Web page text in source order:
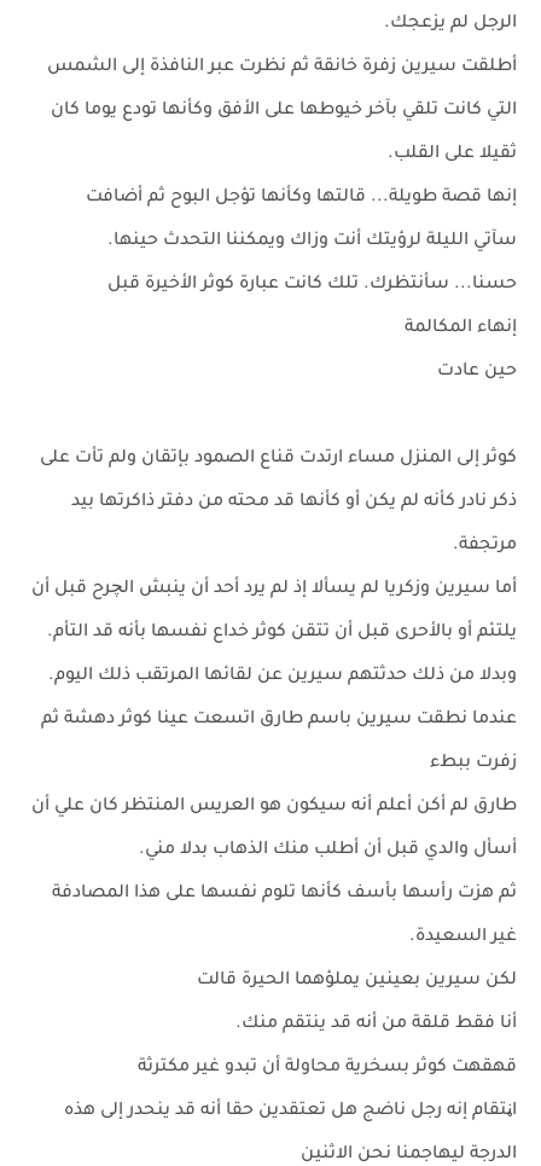
الرجل لم يزعجك.
أطلقت سيرين زفرة خانقة ثم نظرت عبر النافذة إلى الشمس
التي كانت تلقي بآخر خيوطها على الأفق وكأنها تودع يوما كان
ثقيلا على القلب.
إنها قصة طويلة... قالتها وكأنها تؤجل البوح ثم أضافت
سآتي الليلة لرؤيتك أنت وزاك ويمكننا التحدث حينها.
حسنا... سأنتظرك. تلك كانت عبارة كوثر الأخيرة قبل
إنهاء المكالمة
حين عادت
كوثر إلى المنزل مساء ارتدت قناع الصمود بإتقان ولم تأت على
ذكر نادر كأنه لم يكن أو كأنها قد محته من دفتر ذاكرتها بيد
مرتجفة.
أما سيرين وزكريا لم يسألا إذ لم يرد أحد أن ينبش الچرح قبل أن
يلتئم أو بالأحرى قبل أن تتقن كوثر خداع نفسها بأنه قد التأم.
وبدلا من ذلك حدثتهم سيرين عن لقائها المرتقب ذلك اليوم.
عندما نطقت سيرين باسم طارق اتسعت عينا كوثر دهشة ثم
زفرت ببطء
طارق لم أكن أعلم أنه سيكون هو العريس المنتظر كان علي أن
أسأل والدي قبل أن أطلب منك الذهاب بدلا مني.
ثم هزت رأسها بأسف كأنها تلوم نفسها على هذا المصادفة
غير السعيدة.
لكن سيرين بعينين يملؤهما الحيرة قالت
أنا فقط قلقة من أنه قد ينتقم منك.
قهقهت كوثر بسخرية محاولة أن تبدو غير مكترثة
اڼتقام إنه رجل ناضج هل تعتقدين حقا أنه قد ينحدر إلى هذه
الدرجة ليهاجمنا نحن الاثنين